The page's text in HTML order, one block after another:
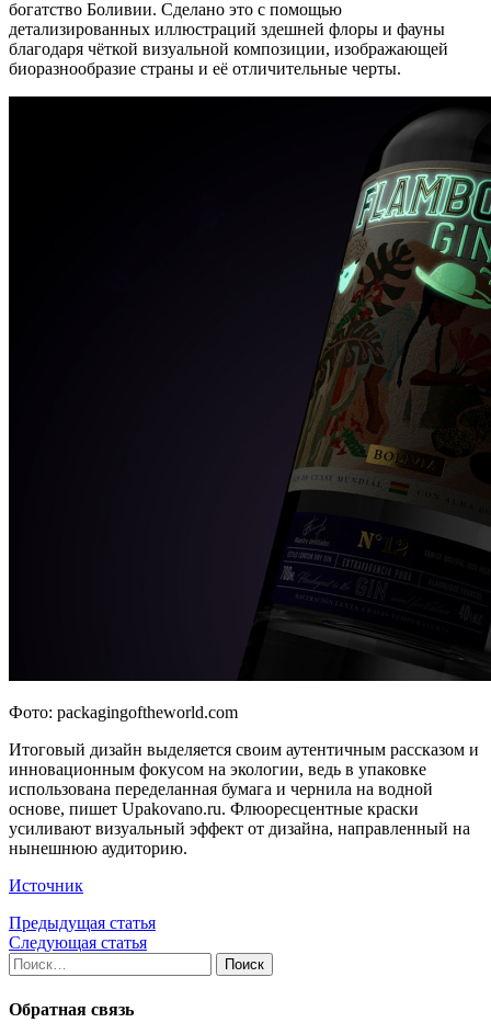
богатство Боливии. Сделано это с помощью
детализированных иллюстраций здешней флоры и фауны
благодаря чёткой визуальной композиции, изображающей
биоразнообразие страны и её отличительные черты.
Фото: packagingoftheworld.com
Итоговый дизайн выделяется своим аутентичным рассказом и
инновационным фокусом на экологии, ведь в упаковке
использована переделанная бумага и чернила на водной
основе, пишет Upakovano.ru. Флюоресцентные краски
усиливают визуальный эффект от дизайна, направленный на
нынешнюю аудиторию.
Источник
Предыдущая статья
Следующая статья
Найти:
Обратная связь